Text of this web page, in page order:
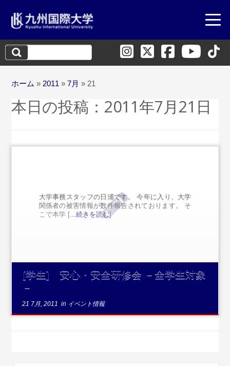
検
索:
ホーム » 2011 » 7月 » 21
本日の投稿： 2011年7月21日
大学事務スタッフの日浦です。 今年に入り、大学
関係者の被害情報が数件報告されております。 そ
こで本学 [...続きを読む]
[学生] 安心・安全研修会 －全学生対象
－
21 7月, 2011 in イベント情報